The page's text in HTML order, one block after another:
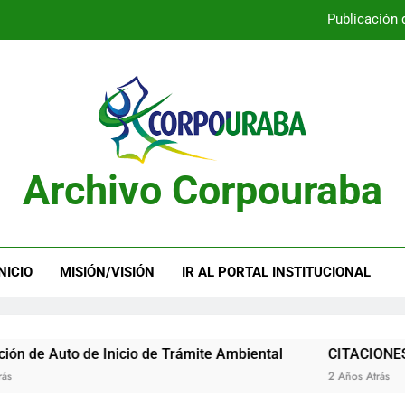
Publicación
Publicación
Archivo Corpouraba
INICIO MISIÓN/VISIÓN IR AL PORTAL INSTITUCIONAL
de Inicio de Trámite Ambiental CITACIONES